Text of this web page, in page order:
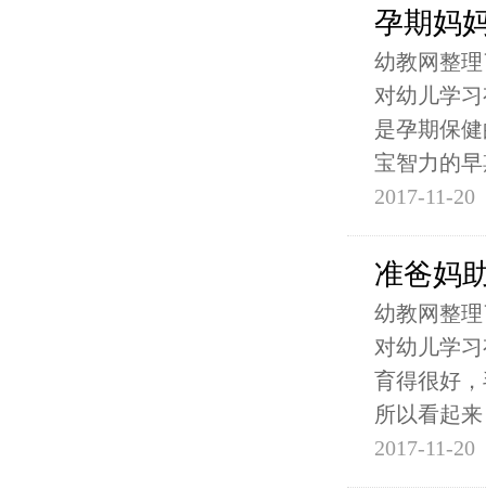
孕期妈
幼教网整
对幼儿学
是孕期保
宝智力的
2017-11-20
准爸妈
幼教网整
对幼儿学
育得很好
所以看起来
2017-11-20